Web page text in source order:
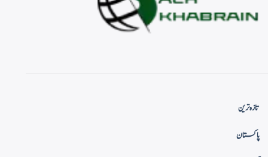
تازہ ترین
پاکستان